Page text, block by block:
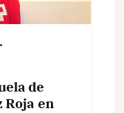
de
Roja en